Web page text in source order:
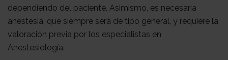
dependiendo del paciente. Asimismo, es necesaria
anestesia, que siempre será de tipo general, y requiere la
valoración previa por los especialistas en
Anestesiología.